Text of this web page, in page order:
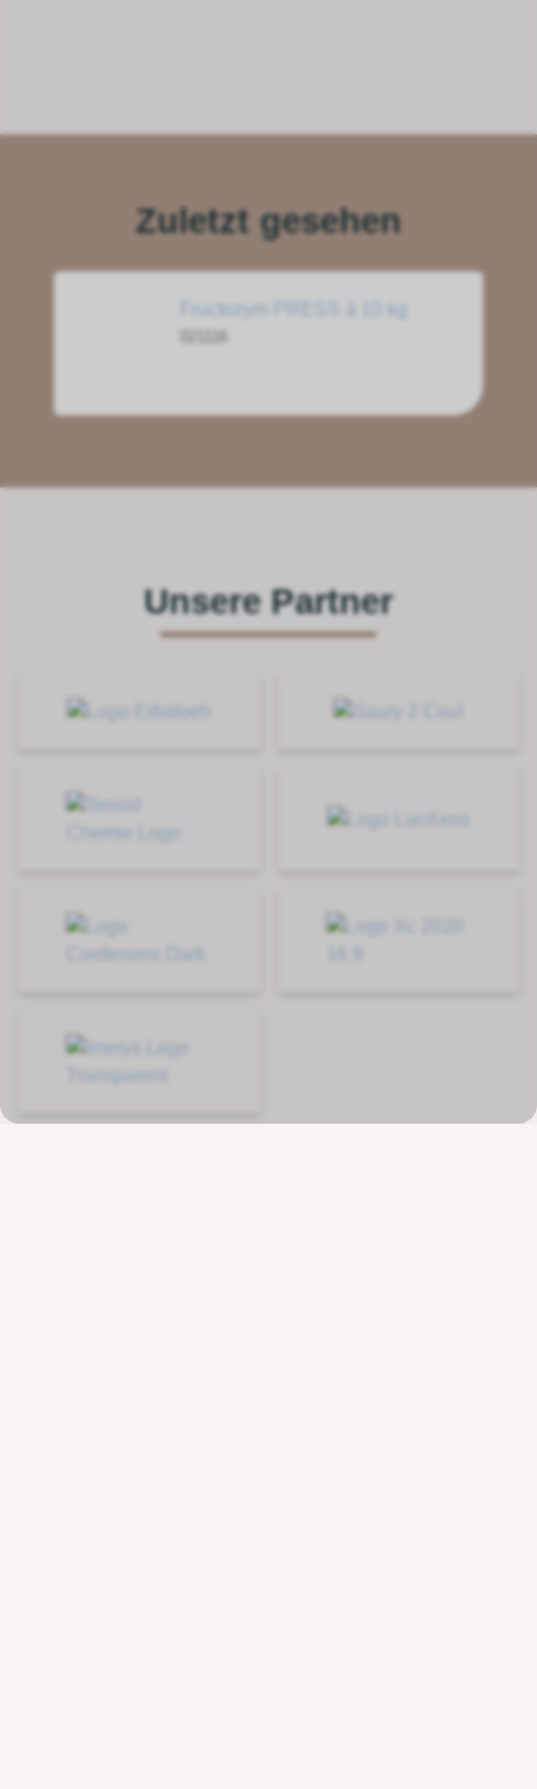
Zuletzt gesehen
Fructozym PRESS à 10 kg
Unsere Partner